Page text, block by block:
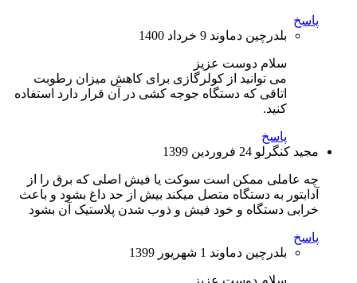
پاسخ
بلدرچین دماوند 9 خرداد 1400
سلام دوست عزیز
می توانید از کولرگازی برای کاهش میزان رطوبت
اتاقی که دستگاه جوجه کشی در آن قرار دارد استفاده
کنید.
پاسخ
مجید کنگرلو 24 فروردین 1399
چه عاملی ممکن است سوکت یا فیش اصلی که برق را از
آدابتور به دستگاه متصل میکند بیش از حد داغ بشود و باعث
خرابی دستگاه و خود فیش و ذوب شدن پلاستیک آن بشود
پاسخ
بلدرچین دماوند 1 شهریور 1399
سلام دوست عزیز